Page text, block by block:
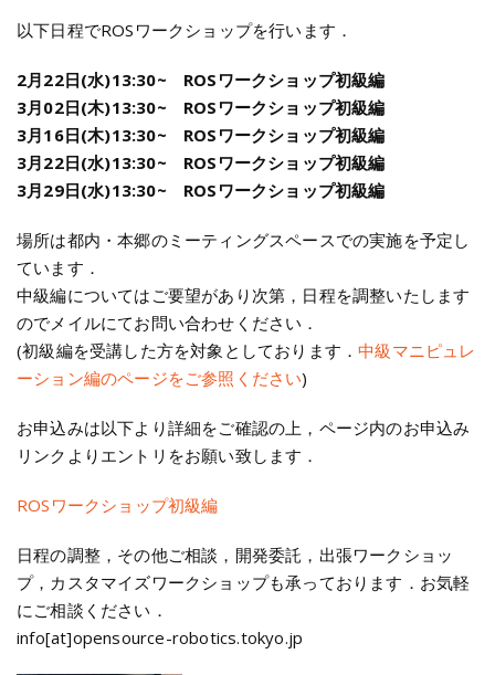
以下日程でROSワークショップを行います．
2月22日(水)13:30~ ROSワークショップ初級編
3月02日(木)13:30~ ROSワークショップ初級編
3月16日(木)13:30~ ROSワークショップ初級編
3月22日(水)13:30~ ROSワークショップ初級編
3月29日(水)13:30~ ROSワークショップ初級編
場所は都内・本郷のミーティングスペースでの実施を予定し
ています．
中級編についてはご要望があり次第，日程を調整いたします
のでメイルにてお問い合わせください．
(初級編を受講した方を対象としております．中級マニピュレ
ーション編のページをご参照ください)
お申込みは以下より詳細をご確認の上，ページ内のお申込み
リンクよりエントリをお願い致します．
ROSワークショップ初級編
日程の調整，その他ご相談，開発委託，出張ワークショッ
プ，カスタマイズワークショップも承っております．お気軽
にご相談ください．
info[at]opensource-robotics.tokyo.jp